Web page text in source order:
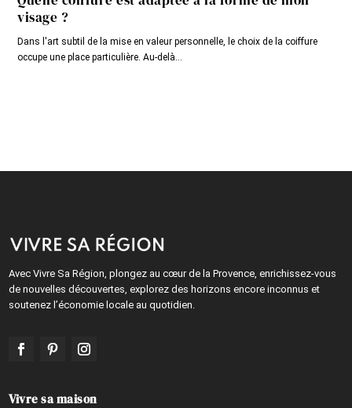
visage ?
Dans l'art subtil de la mise en valeur personnelle, le choix de la coiffure
occupe une place particulière. Au-delà...
Avec Vivre Sa Région, plongez au cœur de la Provence, enrichissez-vous
de nouvelles découvertes, explorez des horizons encore inconnus et
soutenez l’économie locale au quotidien.
Vivre sa maison